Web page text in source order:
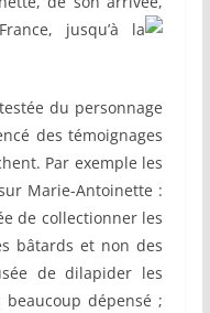
jusqu’à la
du personnage
des témoignages
Par exemple les
Marie-Antoinette :
de collectionner les
bâtards et non des
de dilapider les
beaucoup dépensé ;